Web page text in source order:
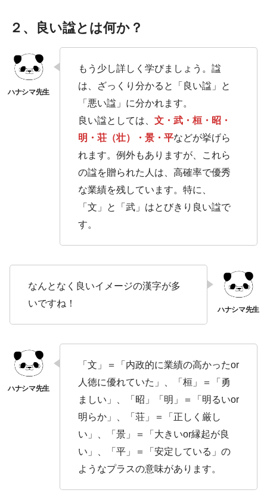
２、良い諡とは何か？
もう少し詳しく学びましょう。諡
は、ざっくり分かると「良い諡」と
「悪い諡」に分かれます。
良い諡としては、 文・武・桓・昭・
明・荘（壮）・景・平などが挙げら
れます。例外もありますが、これら
の諡を贈られた人は、高確率で優秀
な業績を残しています。特に、
「文」と「武」はとびきり良い諡で
す。
なんとなく良いイメージの漢字が多
いですね！
「文」＝「内政的に業績の高かったor
人徳に優れていた」、「桓」＝「勇
ましい」、「昭」「明」＝「明るいor
明らか」、「荘」＝「正しく厳し
い」、「景」＝「大きいor縁起が良
い」、「平」＝「安定している」の
ようなプラスの意味があります。